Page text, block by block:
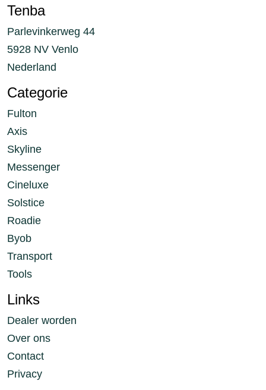
Tenba
Parlevinkerweg 44
5928 NV Venlo
Nederland
Categorie
Fulton
Axis
Skyline
Messenger
Cineluxe
Solstice
Roadie
Byob
Transport
Tools
Links
Dealer worden
Over ons
Contact
Privacy